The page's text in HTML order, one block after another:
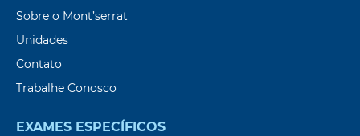
Sobre o Mont’serrat
Unidades
Contato
Trabalhe Conosco
EXAMES ESPECÍFICOS